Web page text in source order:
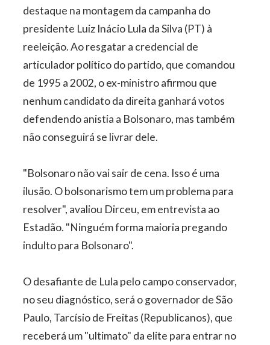
destaque na montagem da campanha do
presidente Luiz Inácio Lula da Silva (PT) à
reeleição. Ao resgatar a credencial de
articulador político do partido, que comandou
de 1995 a 2002, o ex-ministro afirmou que
nenhum candidato da direita ganhará votos
defendendo anistia a Bolsonaro, mas também
não conseguirá se livrar dele.
"Bolsonaro não vai sair de cena. Isso é uma
ilusão. O bolsonarismo tem um problema para
resolver", avaliou Dirceu, em entrevista ao
Estadão. "Ninguém forma maioria pregando
indulto para Bolsonaro".
O desafiante de Lula pelo campo conservador,
no seu diagnóstico, será o governador de São
Paulo, Tarcísio de Freitas (Republicanos), que
receberá um "ultimato" da elite para entrar no